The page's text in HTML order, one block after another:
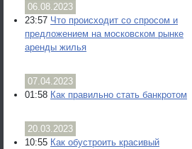
06.08.2023
23:57 Что происходит со спросом и
предложением на московском рынке
аренды жилья
07.04.2023
01:58 Как правильно стать банкротом
20.03.2023
10:55 Как обустроить красивый